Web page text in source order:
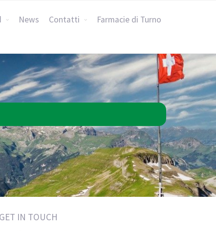
News Contatti Farmacie di Turno
GET IN TOUCH